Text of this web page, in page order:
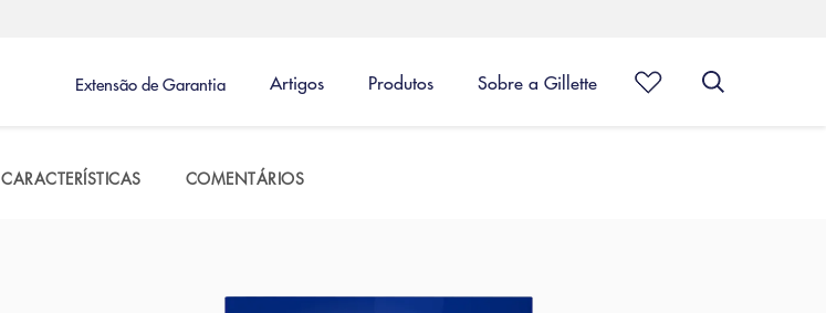
Extensão de Garantia Artigos Produtos Sobre a Gillette
CARACTERÍSTICAS COMENTÁRIOS